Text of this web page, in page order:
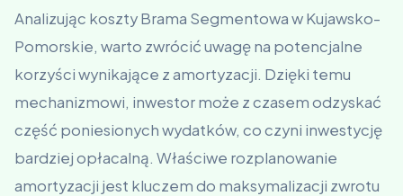
Analizując koszty Brama Segmentowa w Kujawsko-
Pomorskie, warto zwrócić uwagę na potencjalne
korzyści wynikające z amortyzacji. Dzięki temu
mechanizmowi, inwestor może z czasem odzyskać
część poniesionych wydatków, co czyni inwestycję
bardziej opłacalną. Właściwe rozplanowanie
amortyzacji jest kluczem do maksymalizacji zwrotu